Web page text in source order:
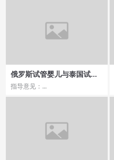
俄罗斯试管婴儿与泰国试管
医院流程哪家更便捷？
指导意见：...